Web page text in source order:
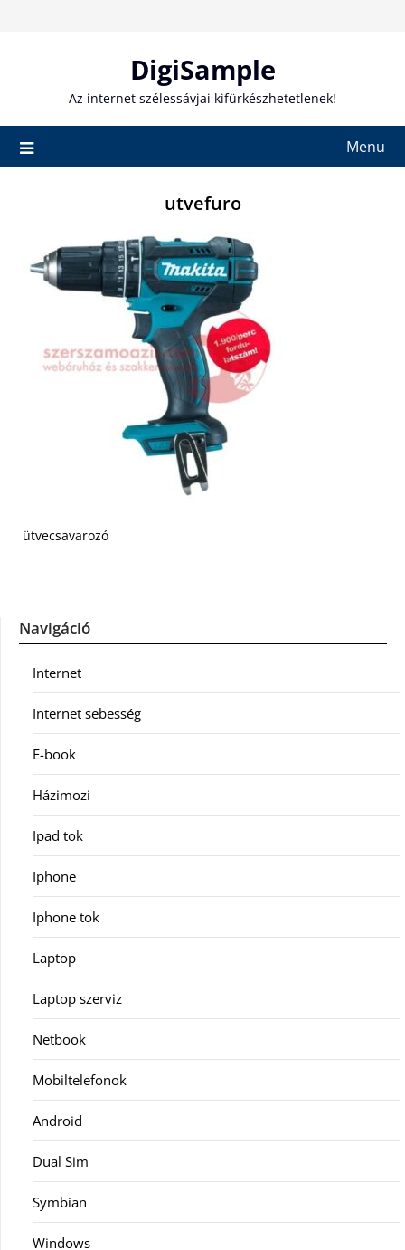
DigiSample
Az internet szélessávjai kifürkészhetetlenek!
Menu
utvefuro
ütvecsavarozó
Navigáció
Internet
Internet sebesség
E-book
Házimozi
Ipad tok
Iphone
Iphone tok
Laptop
Laptop szerviz
Netbook
Mobiltelefonok
Android
Dual Sim
Symbian
Windows